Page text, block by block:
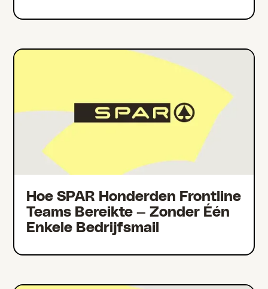
Hoe SPAR Honderden Frontline
Teams Bereikte — Zonder Één
Enkele Bedrijfsmail